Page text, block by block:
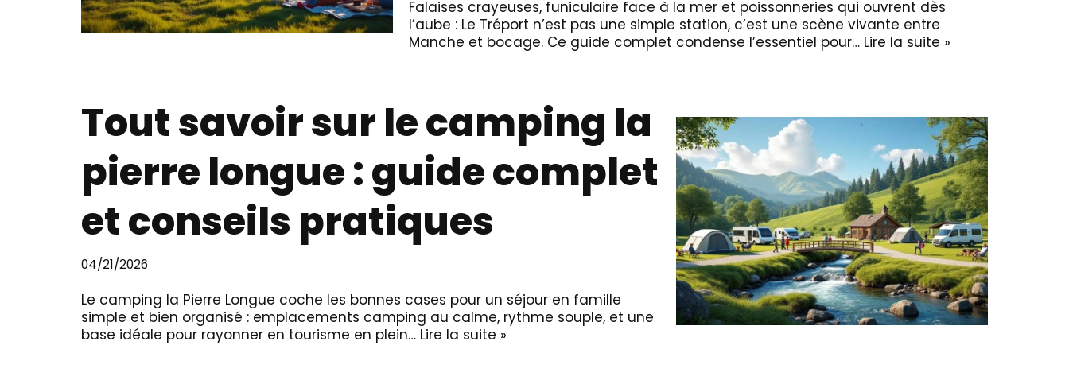
Falaises crayeuses, funiculaire face à la mer et poissonneries qui ouvrent dès
l’aube : Le Tréport n’est pas une simple station, c’est une scène vivante entre
Manche et bocage. Ce guide complet condense l’essentiel pour… Lire la suite »
Tout savoir sur le camping la
pierre longue : guide complet
et conseils pratiques
04/21/2026
Le camping la Pierre Longue coche les bonnes cases pour un séjour en famille
simple et bien organisé : emplacements camping au calme, rythme souple, et une
base idéale pour rayonner en tourisme en plein… Lire la suite »